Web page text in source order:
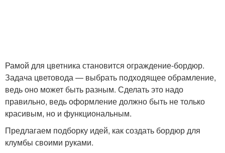
Рамой для цветника становится ограждение-бордюр.
Задача цветовода — выбрать подходящее обрамление,
ведь оно может быть разным. Сделать это надо
правильно, ведь оформление должно быть не только
красивым, но и функциональным.
Предлагаем подборку идей, как создать бордюр для
клумбы своими руками.